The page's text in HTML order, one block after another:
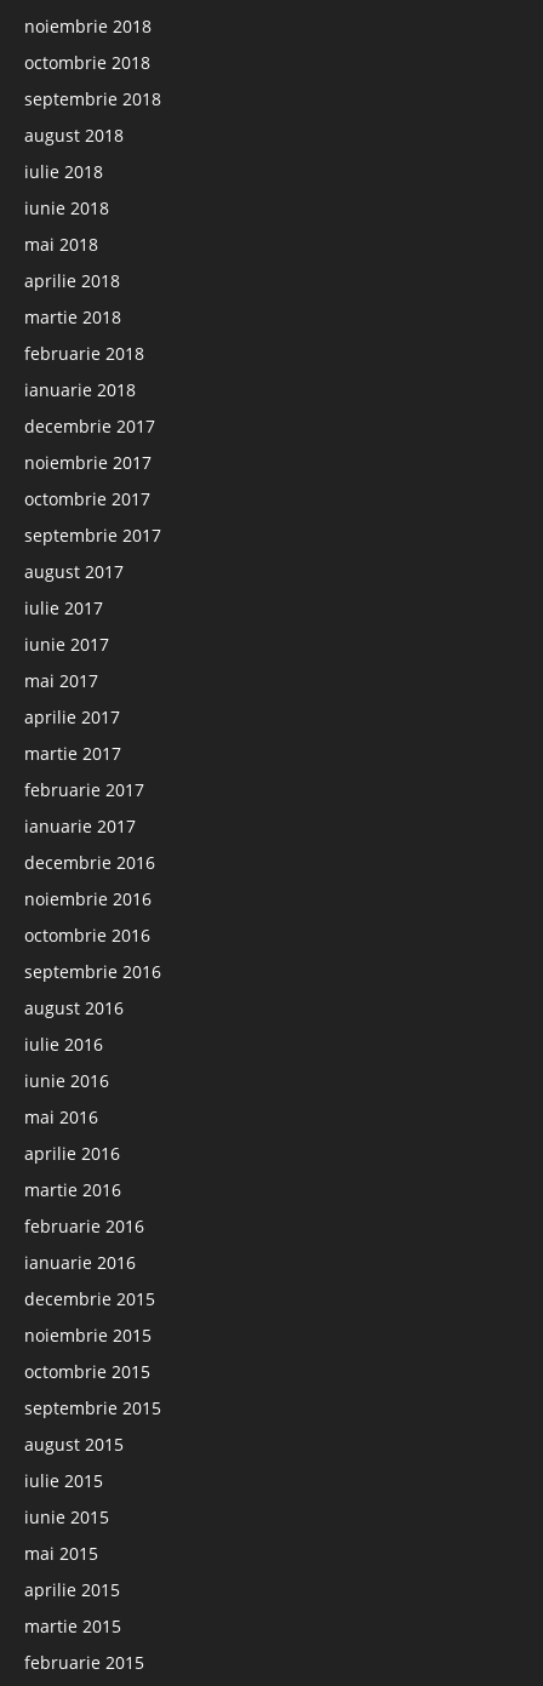
noiembrie 2018
octombrie 2018
septembrie 2018
august 2018
iulie 2018
iunie 2018
mai 2018
aprilie 2018
martie 2018
februarie 2018
ianuarie 2018
decembrie 2017
noiembrie 2017
octombrie 2017
septembrie 2017
august 2017
iulie 2017
iunie 2017
mai 2017
aprilie 2017
martie 2017
februarie 2017
ianuarie 2017
decembrie 2016
noiembrie 2016
octombrie 2016
septembrie 2016
august 2016
iulie 2016
iunie 2016
mai 2016
aprilie 2016
martie 2016
februarie 2016
ianuarie 2016
decembrie 2015
noiembrie 2015
octombrie 2015
septembrie 2015
august 2015
iulie 2015
iunie 2015
mai 2015
aprilie 2015
martie 2015
februarie 2015